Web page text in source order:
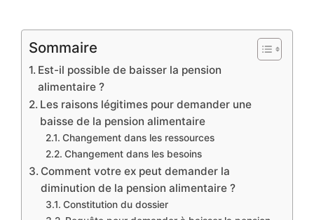
Sommaire
Est-il possible de baisser la pension
alimentaire ?
Les raisons légitimes pour demander une
baisse de la pension alimentaire
Changement dans les ressources
Changement dans les besoins
Comment votre ex peut demander la
diminution de la pension alimentaire ?
Constitution du dossier